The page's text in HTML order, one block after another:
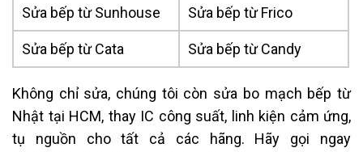
Sửa bếp từ Sunhouse Sửa bếp từ Frico
Sửa bếp từ Cata Sửa bếp từ Candy
Không chỉ sửa, chúng tôi còn sửa bo mạch bếp từ
Nhật tại HCM, thay IC công suất, linh kiện cảm ứng,
tụ nguồn cho tất cả các hãng. Hãy gọi ngay